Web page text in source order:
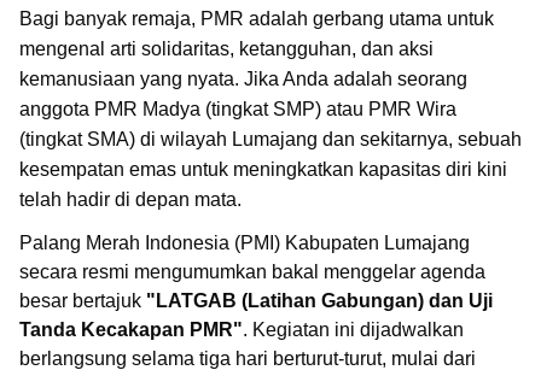
Bagi banyak remaja, PMR adalah gerbang utama untuk
mengenal arti solidaritas, ketangguhan, dan aksi
kemanusiaan yang nyata. Jika Anda adalah seorang
anggota PMR Madya (tingkat SMP) atau PMR Wira
(tingkat SMA) di wilayah Lumajang dan sekitarnya, sebuah
kesempatan emas untuk meningkatkan kapasitas diri kini
telah hadir di depan mata.
Palang Merah Indonesia (PMI) Kabupaten Lumajang
secara resmi mengumumkan bakal menggelar agenda
besar bertajuk "LATGAB (Latihan Gabungan) dan Uji
Tanda Kecakapan PMR". Kegiatan ini dijadwalkan
berlangsung selama tiga hari berturut-turut, mulai dari